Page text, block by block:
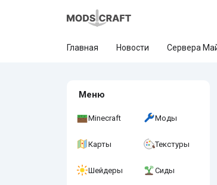
Главная Новости Сервера
Меню
Minecraft Моды
Карты Текстуры
Шейдеры Сиды